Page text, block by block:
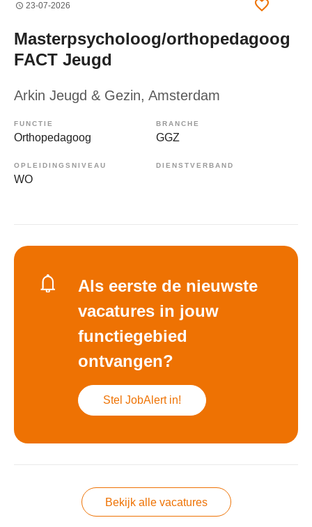
23-07-2026
Masterpsycholoog/orthopedagoog
FACT Jeugd
Arkin Jeugd & Gezin, Amsterdam
FUNCTIE
Orthopedagoog
BRANCHE
GGZ
OPLEIDINGSNIVEAU
WO
DIENSTVERBAND
Als eerste de nieuwste
vacatures in jouw
functiegebied
ontvangen?
Stel JobAlert in!
Bekijk alle vacatures